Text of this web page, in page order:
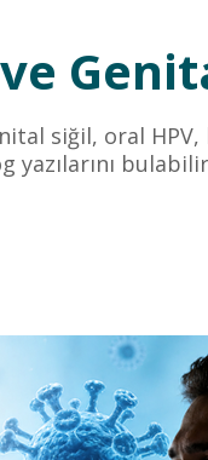
siğil, oral
yazılarını